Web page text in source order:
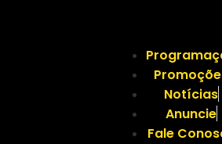
Notícias
Anuncie
Fale